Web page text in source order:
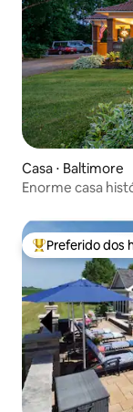
Casa ⋅ Baltimore
Enorme casa
Entre os
Preferido dos